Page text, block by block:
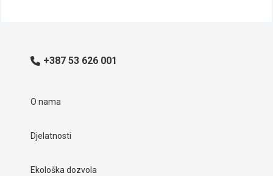
+387 53 626 001
O nama
Djelatnosti
Ekološka dozvola